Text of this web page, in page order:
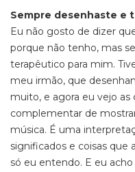
Sempre desenhaste e
Eu não gosto de dizer
porque não tenho, mas
terapêutico para mim.
meu irmão, que
muito, e agora eu vejo
complementar de
música. É uma
significados e coisas que
só eu entendo. E eu